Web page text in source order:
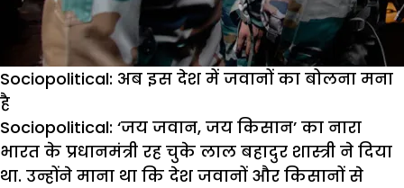
Sociopolitical: अब इस देश में जवानों का बोलना मना
है
Sociopolitical: ‘जय जवान, जय किसान’ का नारा
भारत के प्रधानमंत्री रह चुके लाल बहादुर शास्त्री ने दिया
था. उन्होंने माना था कि देश जवानों और किसानों से